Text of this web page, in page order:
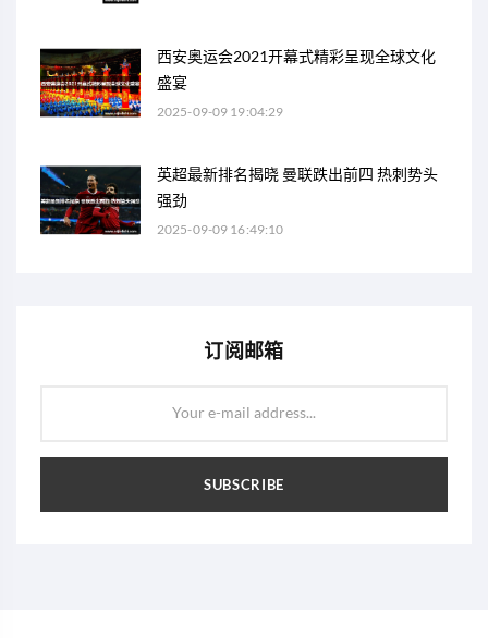
西安奥运会2021开幕式精彩呈现全球文化
盛宴
2025-09-09 19:04:29
英超最新排名揭晓 曼联跌出前四 热刺势头
强劲
2025-09-09 16:49:10
订阅邮箱
Your e-mail address...
SUBSCRIBE